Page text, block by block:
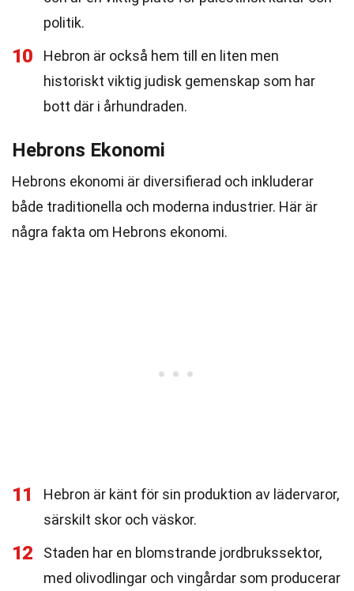
politik.
10
Hebron är också hem till en liten men
historiskt viktig judisk gemenskap som har
bott där i århundraden.
Hebrons Ekonomi
Hebrons ekonomi är diversifierad och inkluderar
både traditionella och moderna industrier. Här är
några fakta om Hebrons ekonomi.
11
Hebron är känt för sin produktion av lädervaror,
särskilt skor och väskor.
12
Staden har en blomstrande jordbrukssektor,
med olivodlingar och vingårdar som producerar